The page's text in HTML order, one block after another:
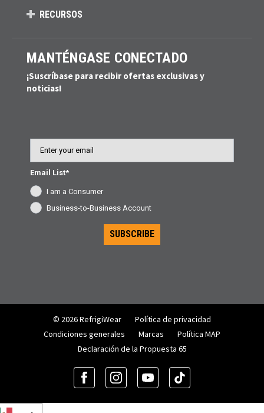
RECURSOS
MANTÉNGASE CONECTADO
¡Suscríbase para recibir ofertas exclusivas y
noticias!
Email List*
I am a Consumer
Business-to-Business Account
SUBSCRIBE
© 2026 RefrigiWear
Política de privacidad
Condiciones generales
Marcas
Política MAP
Declaración de la Propuesta 65